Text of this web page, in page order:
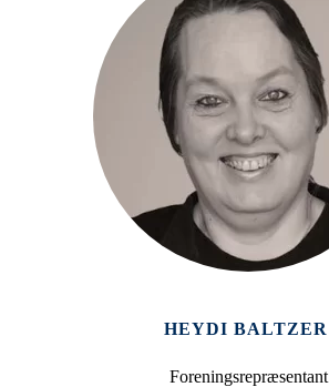
HEYDI BALTZER
Foreningsrepræsentant